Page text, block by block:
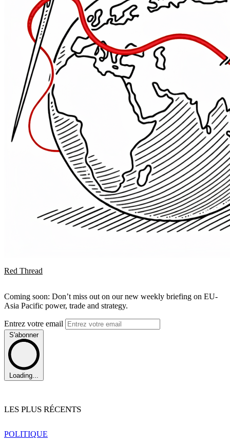
Red Thread
Coming soon: Don’t miss out on our new weekly briefing on EU-
Asia Pacific power, trade and strategy.
Entrez votre email
S'abonner
Loading...
LES PLUS RÉCENTS
POLITIQUE